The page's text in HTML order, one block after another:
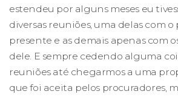
estendeu por alguns meses eu
diversas reuniões, uma delas com
presente e as demais apenas com
dele. E sempre cedendo alguma
reuniões até chegarmos a uma
que foi aceita pelos procuradores,